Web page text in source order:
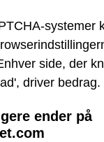
systemer
side, der
driver bedrag.
ender på